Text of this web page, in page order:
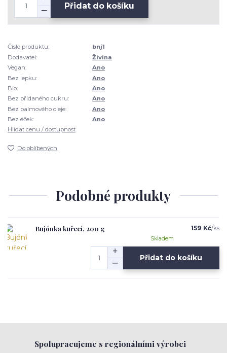
Přidat do košíku
Číslo produktu:
bnj1
Dodavatel:
Živina
Vegan:
Ano
Bez lepku:
Ano
Bio:
Ano
Bez přidaného cukru:
Ano
Bez palmového oleje:
Ano
Bez éček:
Ano
Hlídat cenu / dostupnost
Do oblíbených
Podobné produkty
Bujónka kuřecí, 200 g 159 Kč/ks
Skladem
Přidat do košíku
Spolupracujeme s regionálními výrobci